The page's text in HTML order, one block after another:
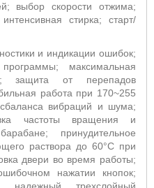
выбор скорости отжима;
стирка; старт/
и индикации ошибок;
максимальная
защита от перепадов
работа при 170~255
вибраций и шума;
частоты вращения и
принудительное
раствора до 60°С при
двери во время работы;
нажатии кнопок;